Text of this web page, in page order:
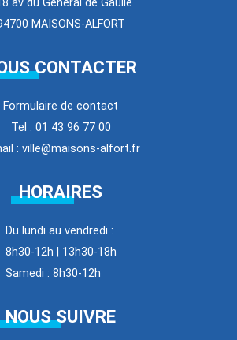
av du Général de Gaulle
MAISONS-ALFORT
CONTACTER
Formulaire de contact
Tel : 01 43 96 77 00
: ville@maisons-alfort.fr
HORAIRES
Du lundi au vendredi :
8h30-12h | 13h30-18h
Samedi : 8h30-12h
NOUS SUIVRE